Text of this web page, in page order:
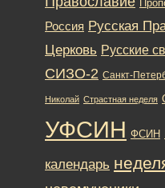
Россия Русская
Церковь Русские
СИЗО-2 Санкт-
Николай Страстная неделя
УФСИН ФСИН
календарь